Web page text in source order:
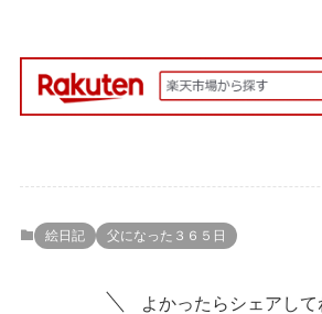
絵日記 父になった３６５日
よかったらシェアして